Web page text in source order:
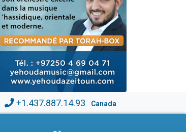
+1.437.887.14.93 Canada